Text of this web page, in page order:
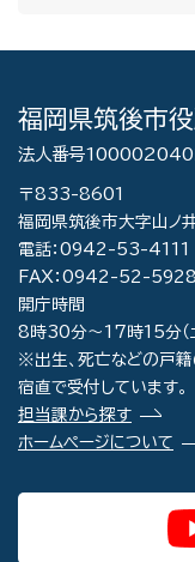
福岡県筑後市
法人番号
〒833-8601
福岡県筑後市大字山
電話：0942-53-4111
FAX：0942-52-5928
開庁時間
8時30分～17時15分（
※出生、死亡などの戸籍
宿直で受付しています。
担当課から探す
ホームページについて